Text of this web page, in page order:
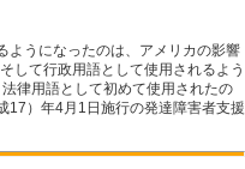
うになったのは、アメリカの影響
して行政用語として使用されるよう
律用語として初めて使用されたの
）年4月1日施行の発達障害者支援